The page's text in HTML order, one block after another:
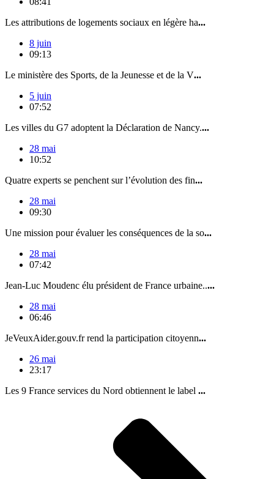
Les attributions de logements sociaux en légère ha...
8 juin
09:13
Le ministère des Sports, de la Jeunesse et de la V...
5 juin
07:52
Les villes du G7 adoptent la Déclaration de Nancy....
28 mai
10:52
Quatre experts se penchent sur l’évolution des fin...
28 mai
09:30
Une mission pour évaluer les conséquences de la so...
28 mai
07:42
Jean-Luc Moudenc élu président de France urbaine.....
28 mai
06:46
JeVeuxAider.gouv.fr rend la participation citoyenn...
26 mai
23:17
Les 9 France services du Nord obtiennent le label ...